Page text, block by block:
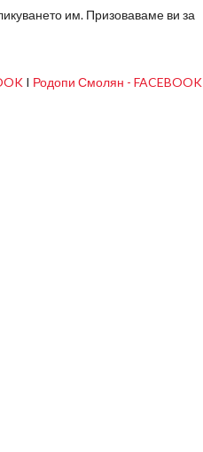
им. Призоваваме ви за
I Родопи Смолян - FACEBOOK